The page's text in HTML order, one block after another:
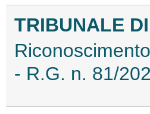
TRIBUNALE
- R.G. n. 81/